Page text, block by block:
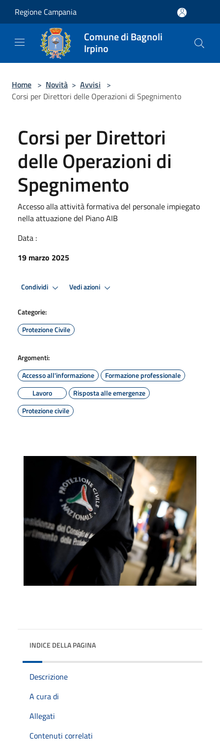
Regione Campania
Comune di Bagnoli
Irpino
Home > Novità > Avvisi >
Corsi per Direttori delle Operazioni di Spegnimento
Corsi per Direttori
delle Operazioni di
Spegnimento
Accesso alla attività formativa del personale impiegato
nella attuazione del Piano AIB
Data :
19 marzo 2025
Condividi Vedi azioni
Categorie:
Protezione Civile
Argomenti:
Accesso all'informazione
Formazione professionale
Lavoro
Risposta alle emergenze
Protezione civile
INDICE DELLA PAGINA
Descrizione
A cura di
Allegati
Contenuti correlati